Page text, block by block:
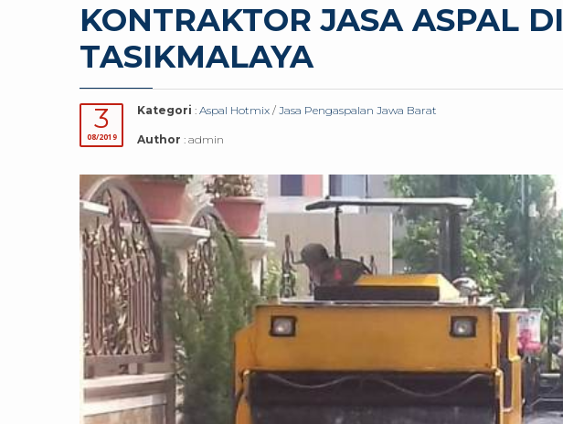
KONTRAKTOR JASA ASPAL DI
TASIKMALAYA
3
08/2019
Kategori : Aspal Hotmix / Jasa Pengaspalan Jawa Barat
Author : admin